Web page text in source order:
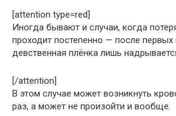
[attention type=red]
Иногда бывают и случаи, когда
проходит постепенно — после
девственная плёнка лишь
[/attention]
В этом случае может возникнуть
раз, а может не произойти и вообще.